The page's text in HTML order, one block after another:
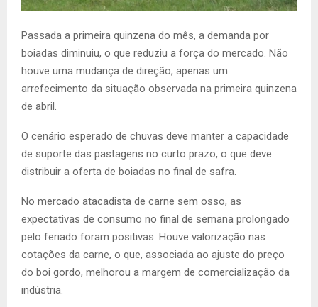
Passada a primeira quinzena do mês, a demanda por
boiadas diminuiu, o que reduziu a força do mercado. Não
houve uma mudança de direção, apenas um
arrefecimento da situação observada na primeira quinzena
de abril.
O cenário esperado de chuvas deve manter a capacidade
de suporte das pastagens no curto prazo, o que deve
distribuir a oferta de boiadas no final de safra.
No mercado atacadista de carne sem osso, as
expectativas de consumo no final de semana prolongado
pelo feriado foram positivas. Houve valorização nas
cotações da carne, o que, associada ao ajuste do preço
do boi gordo, melhorou a margem de comercialização da
indústria.